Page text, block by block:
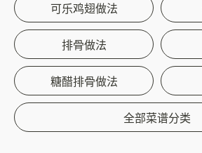
可乐鸡翅做法
排骨做法
糖醋排骨做法
全部菜谱分类